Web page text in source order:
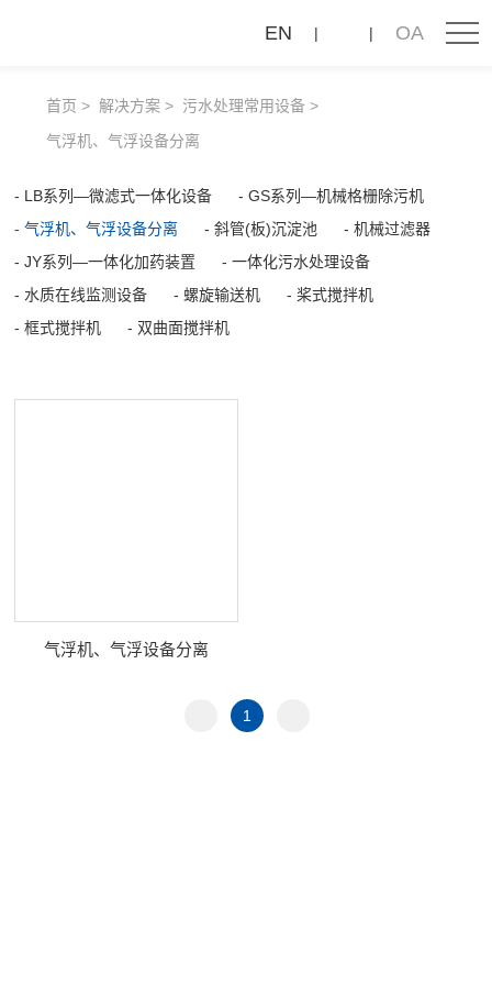
EN OA
机、
设
备
分
离
首页 解决方案
污水处理常用设备
气浮机、气浮设备分离
LB系列—微滤式一体化设备
GS系列—机械格栅除污机
气浮机、气浮设备分离
斜管(板)沉淀池
机械过滤器
JY系列—一体化加药装置
一体化污水处理设备
水质在线监测设备
螺旋输送机
桨式搅拌机
框式搅拌机
双曲面搅拌机
气浮机、气浮设备分离
1